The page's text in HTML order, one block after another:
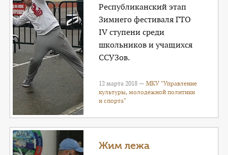
Республиканский этап
Зимнего фестиваля ГТО
IV ступени среди
школьников и учащихся
ССУЗов.
12 марта 2018 —МКУ "Управление
культуры, молодежной политики
и спорта"
Жим лежа